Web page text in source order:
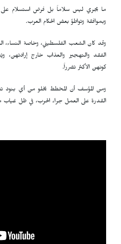
ما يجري ليس سلاماً بل فرض استسلام
وبموافقة وتواطؤ بعض الحكام العرب.
وقد كان الشعب الفلسطيني، وخاصة النساء،
الفقد والتهجير والعذاب خارج إرادتهن،
كونهن الأكثر تضرراً.
ومن المؤسف أن المخطط يخلو من أي بنود
القدرة على العمل جراء الحرب، في ظل